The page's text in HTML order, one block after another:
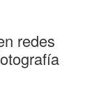
redes